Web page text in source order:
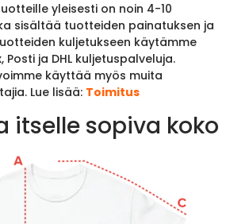
yleisesti on noin 4-10
sisältää tuotteiden painatuksen ja
kuljetukseen käytämme
Posti ja DHL kuljetuspalveluja.
käyttää myös muita
Lue lisää: Toimitus
itselle sopiva koko